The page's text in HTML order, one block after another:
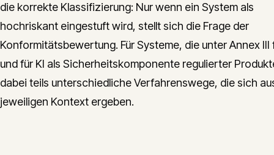
die korrekte Klassifizierung: Nur wenn ein System als
hochriskant eingestuft wird, stellt sich die Frage der
Konformitätsbewertung. Für Systeme, die unter Annex III
und für KI als Sicherheitskomponente regulierter
dabei teils unterschiedliche Verfahrenswege, die sich
jeweiligen Kontext ergeben.